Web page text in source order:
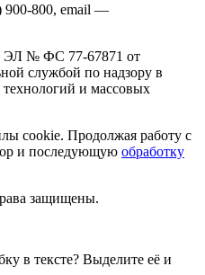
900-800, email —
ЭЛ № ФС 77-67871 от
службой по надзору в
и массовых
cookie. Продолжая работу с
и последующую обработку
защищены.
в тексте? Выделите её и